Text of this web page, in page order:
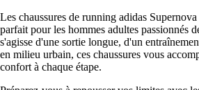
Les chaussures de running adidas
parfait pour les hommes adultes passionnés
s'agisse d'une sortie longue, d'un
en milieu urbain, ces chaussures vous
confort à chaque étape.